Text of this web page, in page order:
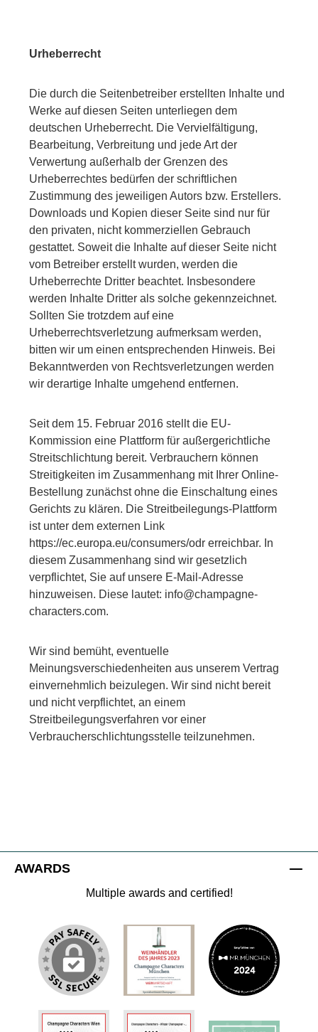
Urheberrecht
Die durch die Seitenbetreiber erstellten Inhalte und
Werke auf diesen Seiten unterliegen dem
deutschen Urheberrecht. Die Vervielfältigung,
Bearbeitung, Verbreitung und jede Art der
Verwertung außerhalb der Grenzen des
Urheberrechtes bedürfen der schriftlichen
Zustimmung des jeweiligen Autors bzw. Erstellers.
Downloads und Kopien dieser Seite sind nur für
den privaten, nicht kommerziellen Gebrauch
gestattet. Soweit die Inhalte auf dieser Seite nicht
vom Betreiber erstellt wurden, werden die
Urheberrechte Dritter beachtet. Insbesondere
werden Inhalte Dritter als solche gekennzeichnet.
Sollten Sie trotzdem auf eine
Urheberrechtsverletzung aufmerksam werden,
bitten wir um einen entsprechenden Hinweis. Bei
Bekanntwerden von Rechtsverletzungen werden
wir derartige Inhalte umgehend entfernen.
Seit dem 15. Februar 2016 stellt die EU-
Kommission eine Plattform für außergerichtliche
Streitschlichtung bereit. Verbrauchern können
Streitigkeiten im Zusammenhang mit Ihrer Online-
Bestellung zunächst ohne die Einschaltung eines
Gerichts zu klären. Die Streitbeilegungs-Plattform
ist unter dem externen Link
https://ec.europa.eu/consumers/odr erreichbar. In
diesem Zusammenhang sind wir gesetzlich
verpflichtet, Sie auf unsere E-Mail-Adresse
hinzuweisen. Diese lautet: info@champagne-
characters.com.
Wir sind bemüht, eventuelle
Meinungsverschiedenheiten aus unserem Vertrag
einvernehmlich beizulegen. Wir sind nicht bereit
und nicht verpflichtet, an einem
Streitbeilegungsverfahren vor einer
Verbraucherschlichtungsstelle teilzunehmen.
AWARDS
Multiple awards and certified!